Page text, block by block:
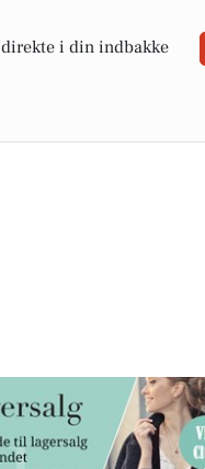
direkte i din indbakke